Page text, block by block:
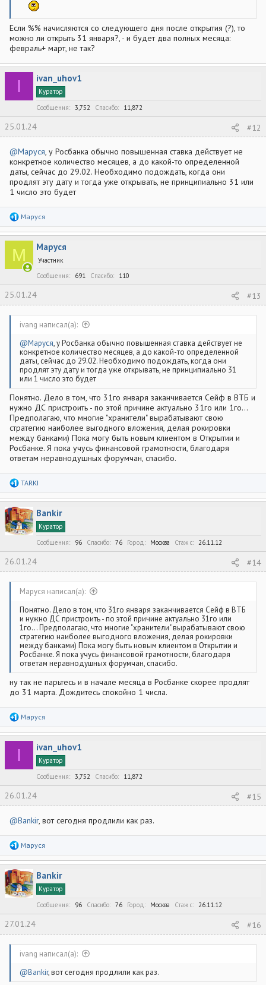
Если %% начисляются со следующего дня после открытия (?), то
можно ли открыть 31 января?, - и будет два полных месяца:
февраль+ март, не так?
I ivan_uhov1
Куратор
Сообщения
3,752 Спасибо 11,872
25.01.24 #12
@Маруся, у Росбанка обычно повышенная ставка действует не
конкретное количество месяцев, а до какой-то определенной
даты, сейчас до 29.02. Необходимо подождать, когда они
продлят эту дату и тогда уже открывать, не принципиально 31 или
1 число это будет
Р
а
к
ц
и
и
Маруся
М Маруся
Участник
Сообщения
691 Спасибо 110
25.01.24 #13
ivang написал(а):
@Маруся, у Росбанка обычно повышенная ставка действует не
конкретное количество месяцев, а до какой-то определенной
даты, сейчас до 29.02. Необходимо подождать, когда они
продлят эту дату и тогда уже открывать, не принципиально 31
или 1 число это будет
Понятно. Дело в том, что 31го января заканчивается Сейф в ВТБ и
нужно ДС пристроить - по этой причине актуально 31го или 1го...
Предполагаю, что многие "хранители" вырабатывают свою
стратегию наиболее выгодного вложения, делая рокировки
между банками) Пока могу быть новым клиентом в Открытии и
Росбанке. Я пока учусь финансовой грамотности, благодаря
ответам неравнодушных форумчан, спасибо.
Р
а
к
ц
и
и
TARKI
Bankir
Куратор
Сообщения
96 Спасибо 76 Город Москва Стаж c 26.11.12
26.01.24 #14
Маруся написал(а):
Понятно. Дело в том, что 31го января заканчивается Сейф в ВТБ
и нужно ДС пристроить - по этой причине актуально 31го или
1го... Предполагаю, что многие "хранители" вырабатывают свою
стратегию наиболее выгодного вложения, делая рокировки
между банками) Пока могу быть новым клиентом в Открытии и
Росбанке. Я пока учусь финансовой грамотности, благодаря
ответам неравнодушных форумчан, спасибо.
ну так не парьтесь и в начале месяца в Росбанке скорее продлят
до 31 марта. Дождитесь спокойно 1 числа.
Р
а
к
Маруся
I ivan_uhov1
Куратор
Сообщения
3,752 Спасибо 11,872
26.01.24 #15
@Bankir, вот сегодня продлили как раз.
Р
а
к
ц
и
и
Маруся
Bankir
Куратор
Сообщения
96 Спасибо 76 Город Москва Стаж c 26.11.12
27.01.24 #16
ivang написал(а):
@Bankir, вот сегодня продлили как раз.